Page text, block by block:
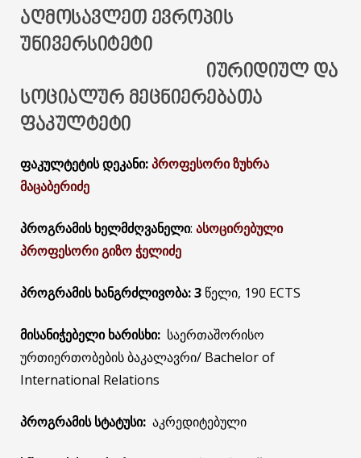
ᲐᲦᲛᲝᲡᲐᲕᲚᲔᲗ ᲔᲕᲠᲝᲞᲘᲡ
ᲣᲜᲘᲕᲔᲠᲡᲘᲢᲔᲢᲘ
ᲘᲣᲠᲘᲓᲘᲣᲚ ᲓᲐ
ᲡᲝᲪᲘᲐᲚᲣᲠ ᲛᲔᲪᲜᲘᲔᲠᲔᲑᲐᲗᲐ
ᲤᲐᲙᲣᲚᲢᲔᲢᲘ
ფაკულტეტის დეკანი:პროფესორი ზუხრა
მაცაბერიძე
პროგრამის ხელმძღვანელი: ასოცირებული
პროფესორი გიზო ჭელიძე
პროგრამის ხანგრძლივობა: 3 წელი, 190 ECTS
მისანიჭებელი ხარისხი: საერთაშორისო
ურთიერთობების ბაკალავრი/ Bachelor of
International Relations
პროგრამის სტატუსი: აკრედიტებული